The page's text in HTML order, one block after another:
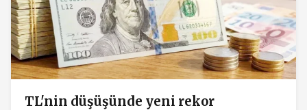
TL'nin düşüşünde yeni rekor